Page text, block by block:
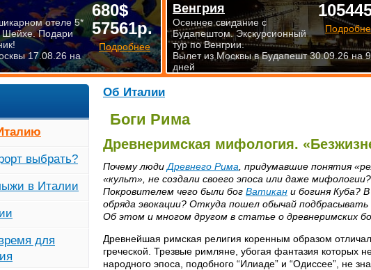
Об Италии
Боги Рима
Древнеримская мифология.
Почему люди Древнего Рима , придумавшие понятия
«культ», не создали своего эпоса или даже мифологии?
Покровителем чего были бог Ватикан и богиня Куба?
обряда эвокации? Откуда пошел обычай
Об этом и многом другом в статье о древнеримских
Древнейшая римская религия коренным образом
греческой. Трезвые римляне, убогая фантазия которых
народного эпоса, подобного “Илиаде” и “Одиссее”, не
выбрать?
в Италии
для
680$
57561р.
Подробнее
отеле 5*
Подари
17.08.26 на
Венгрия
Осеннее свидание с
Будапештом. Экскурсионный
тур по Венгрии.
Вылет из Москвы в Будапешт 30.09.26 на 9
дней